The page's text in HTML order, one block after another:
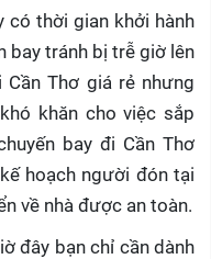
có thời gian khởi hành
bay tránh bị trễ giờ lên
Thơ giá rẻ nhưng
khăn cho việc sắp
bay đi Cần Thơ
hoạch người đón tại
về nhà được an toàn.
đây bạn chỉ cần dành